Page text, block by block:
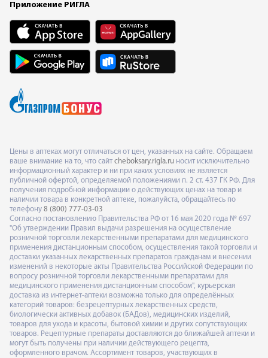
Приложение РИГЛА
Цены в аптеках могут отличаться от цен, указанных на сайте. Обращаем
ваше внимание на то, что сайт cheboksary.rigla.ru носит исключительно
информационный характер и ни при каких условиях не является
публичной офертой, определяемой положениями п. 2 ст. 437 ГК РФ. Для
получения подробной информации о действующих ценах на товар и
наличии товара в конкретной аптеке, пожалуйста, обращайтесь по
телефону 8 (800) 777-03-03
Согласно постановлению Правительства РФ от 16 мая 2020 года № 697
"Об утверждении Правил выдачи разрешения на осуществление
розничной торговли лекарственными препаратами для медицинского
применения дистанционным способом, осуществления такой торговли и
доставки указанных лекарственных препаратов гражданам и внесении
изменений в некоторые акты Правительства Российской Федерации по
вопросу розничной торговли лекарственными препаратами для
медицинского применения дистанционным способом", курьерская
доставка из интернет-аптеки возможна только для определённых
категорий товаров: безрецептурных лекарственных средств,
биологически активных добавок (БАДов), медицинских изделий,
товаров для ухода и красоты, бытовой химии и других сопутствующих
товаров. Рецептурные препараты доставляются до ближайшей аптеки и
могут быть получены при наличии действующего рецепта,
оформленного врачом. Ассортимент товаров, участвующих в